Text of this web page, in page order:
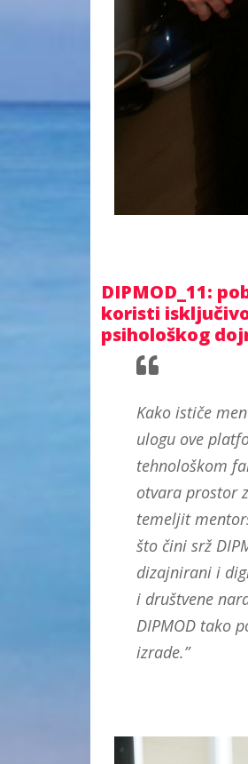
DIPMOD_11:
koristi
psihološkog
Kako ističe
ulogu ove
tehnološkom
otvara prostor
temeljit
što čini srž
dizajnirani i
i društvene
DIPMOD tako
izrade.”